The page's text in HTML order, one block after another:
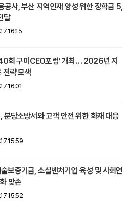
공사, 부산 지역인재 양성 위한 장학금 5,
달
16:15
회 구미CEO포럼’ 개최… 2026년 지
전략 모색
16:01
분당소방서와 고객 안전 위한 화재 대응
15:59
보증기금, 소셜벤처기업 육성 및 사회연
맞손
15:52